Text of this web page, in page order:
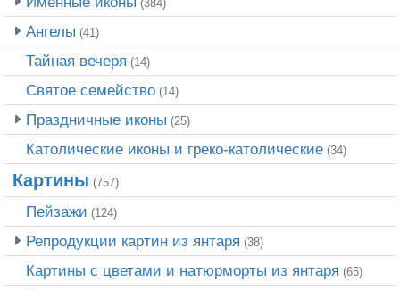
(384)
Ангелы (41)
Тайная вечеря (14)
Святое семейство (14)
Праздничные иконы (25)
Католические иконы и греко-католические (34)
Картины (757)
Пейзажи (124)
Репродукции картин из янтаря (38)
Картины с цветами и натюрморты из янтаря (65)